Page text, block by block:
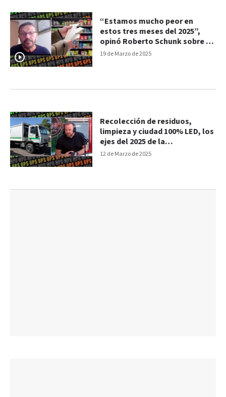
19 de Marzo de 2025
“Estamos mucho peor en
estos tres meses del 2025”,
opinó Roberto Schunk sobre la
situación económica del país
12 de Marzo de 2025
Recolección de residuos,
limpieza y ciudad 100% LED, los
ejes del 2025 de la
Municipalidad de Paraná